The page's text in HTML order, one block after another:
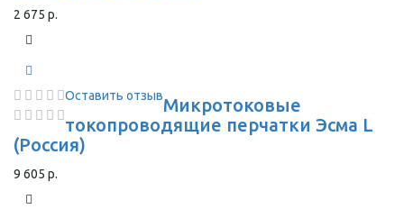
2 675 р.
Оставить отзывМикротоковые
токопроводящие перчатки Эсма L
(Россия)
9 605 р.